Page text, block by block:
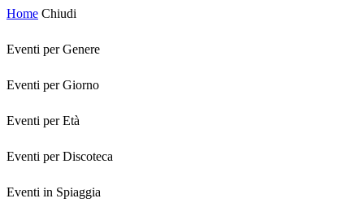
Home Chiudi
Eventi per Genere
Eventi per Giorno
Eventi per Età
Eventi per Discoteca
Eventi in Spiaggia